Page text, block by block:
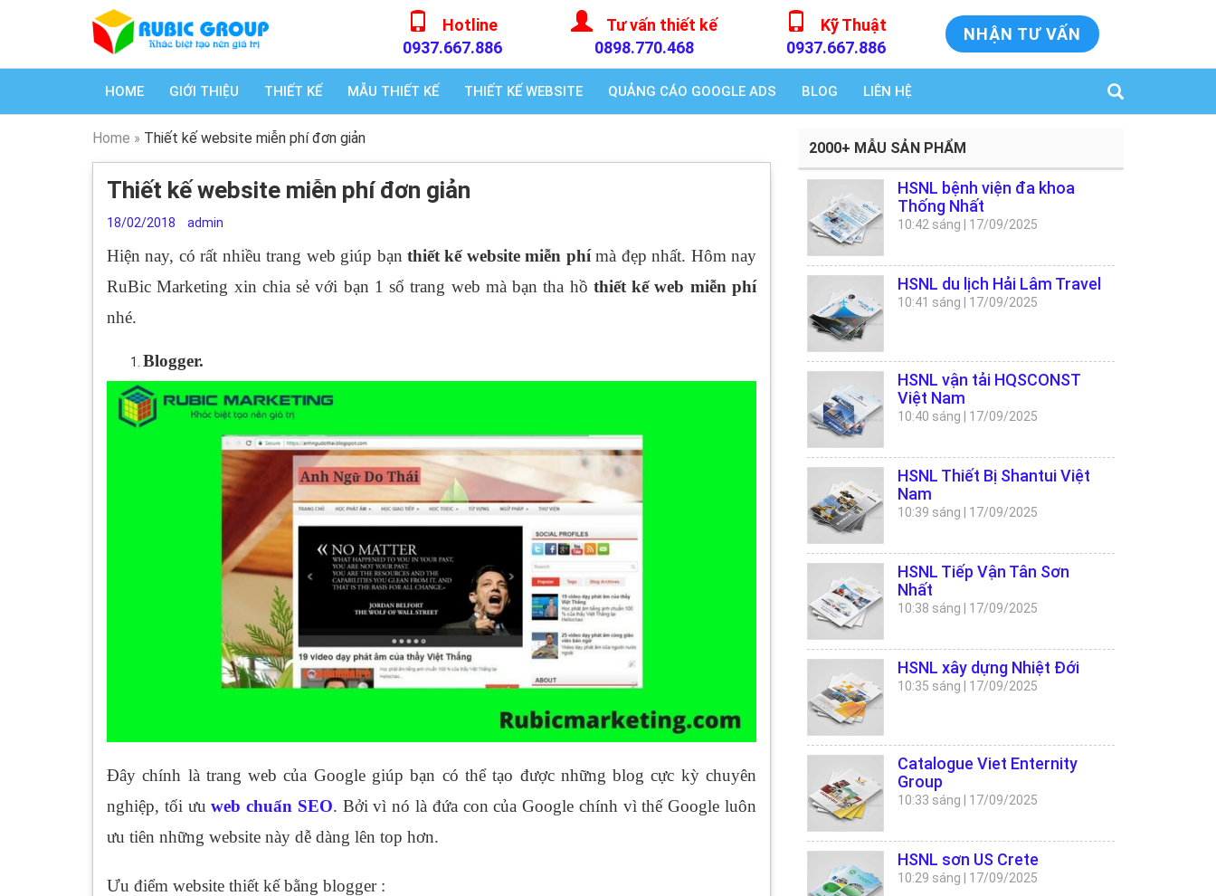
Hotline
0937.667.886
Tư vấn thiết kế
0898.770.468
Kỹ Thuật
0937.667.886
NHẬN TƯ VẤN
HOME GIỚI THIỆU THIẾT KẾ MẪU THIẾT KẾ THIẾT KẾ WEBSITE QUẢNG CÁO GOOGLE ADS BLOG LIÊN HỆ
Home » Thiết kế website miễn phí đơn giản
Thiết kế website miễn phí đơn giản
18/02/2018 admin
Hiện nay, có rất nhiều trang web giúp bạn thiết kế website miễn phímà đẹp nhất. Hôm nay
RuBic Marketing xin chia sẻ với bạn 1 số trang web mà bạn tha hồ thiết kế web miễn phí
nhé.
Blogger.
Đây chính là trang web của Google giúp bạn có thể tạo được những blog cực kỳ chuyên
nghiệp, tối ưuweb chuẩn SEO. Bởi vì nó là đứa con của Google chính vì thế Google luôn
ưu tiên những website này dễ dàng lên top hơn.
Ưu điểm website thiết kế bằng blogger :
2000+ MẪU SẢN PHẨM
HSNL bệnh viện đa khoa
Thống Nhất
10:42 sáng 17/09/2025
HSNL du lịch Hải Lâm Travel
10:41 sáng 17/09/2025
HSNL vận tải HQSCONST
Việt Nam
10:40 sáng 17/09/2025
HSNL Thiết Bị Shantui Việt
Nam
10:39 sáng 17/09/2025
HSNL Tiếp Vận Tân Sơn
Nhất
10:38 sáng 17/09/2025
HSNL xây dựng Nhiệt Đới
10:35 sáng 17/09/2025
Catalogue Viet Enternity
Group
10:33 sáng 17/09/2025
HSNL sơn US Crete
10:29 sáng 17/09/2025